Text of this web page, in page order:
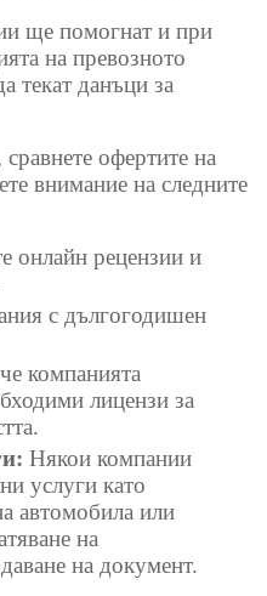
ще помогнат и при
на превозното
текат данъци за
офертите на
внимание на следните
онлайн рецензии и
с дългогодишен
компанията
лицензи за
Някои компании
услуги като
автомобила или
на
на документ.